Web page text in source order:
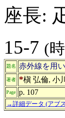
座長:
15-7 (
題名 赤外線を用
著者 *槇 弘倫, 小
Page p. 107
→詳細データ (アブ